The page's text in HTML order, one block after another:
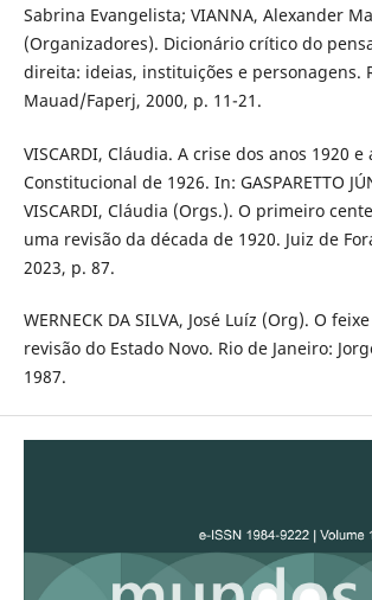
Sabrina Evangelista; VIANNA, Alexander
(Organizadores). Dicionário crítico do
direita: ideias, instituições e personagens.
Mauad/Faperj, 2000, p. 11-21.
VISCARDI, Cláudia. A crise dos anos 1920 e
Constitucional de 1926. In: GASPARETTO
VISCARDI, Cláudia (Orgs.). O primeiro
uma revisão da década de 1920. Juiz de
2023, p. 87.
WERNECK DA SILVA, José Luíz (Org). O
revisão do Estado Novo. Rio de Janeiro:
1987.